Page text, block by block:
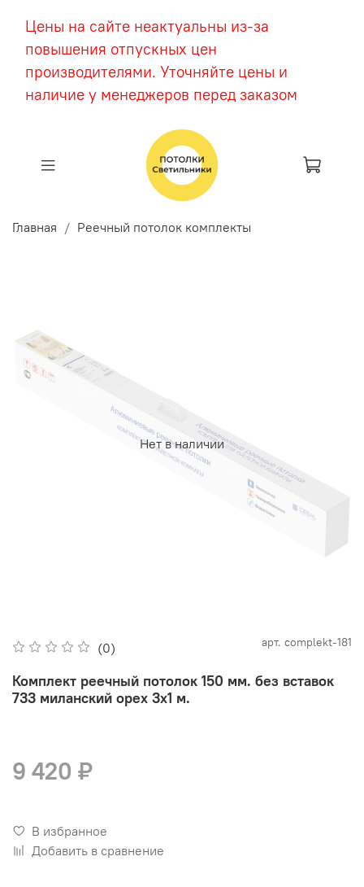
Цены на сайте неактуальны из-за
повышения отпускных цен
производителями. Уточняйте цены и
наличие у менеджеров перед заказом
Главная Реечный потолок комплекты
Нет в наличии
(0) арт. complekt-181
Комплект реечный потолок 150 мм. без вставок
733 миланский орех 3х1 м.
9 420 ₽
В избранное
Добавить в сравнение